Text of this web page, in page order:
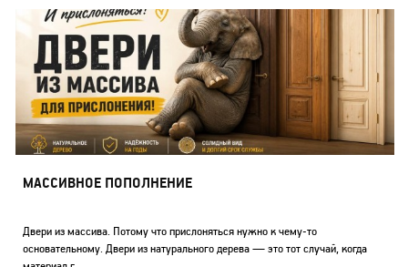
МАССИВНОЕ ПОПОЛНЕНИЕ
Двери из массива. Потому что прислоняться нужно к чему-то
основательному. Двери из натурального дерева — это тот случай, когда